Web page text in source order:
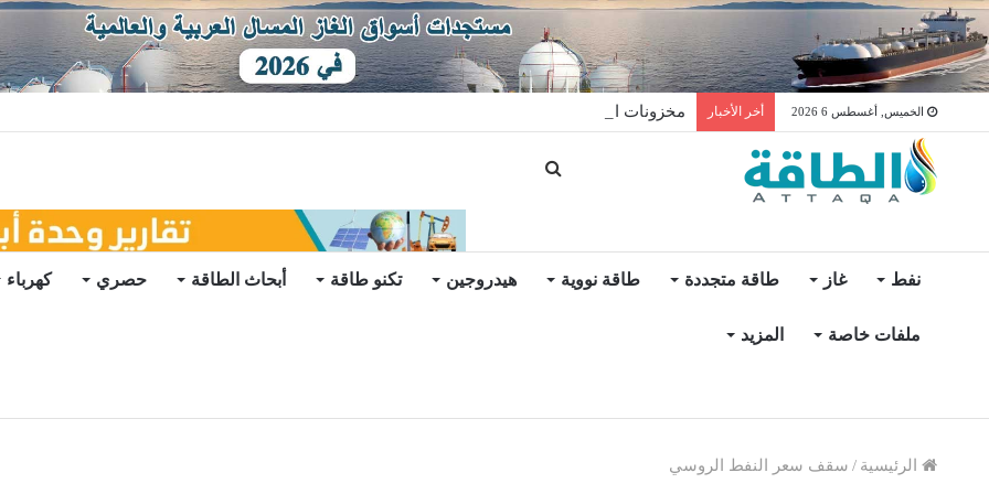
الخميس, أغسطس 6 2026 أخر الأخبار مخزونات النفط الأميركية ترتفع 2.5 مليون برميل عكس التوقعات
نفط غاز طاقة متجددة طاقة نووية هيدروجين تكنو طاقة أبحاث الطاقة حصري كهرباء
ملفات خاصة المزيد
الرئيسية / سقف سعر النفط الروسي